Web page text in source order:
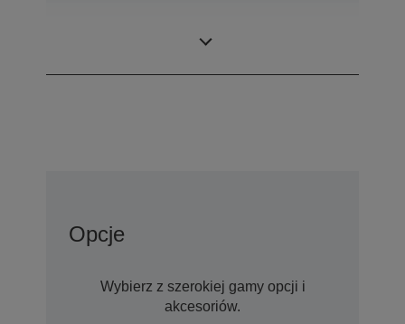
Opcje
Wybierz z szerokiej gamy opcji i
akcesoriów.